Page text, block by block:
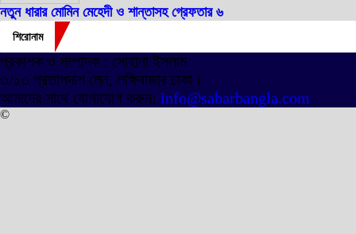
নতুন ধারার মোমিন মেহেদী ও শান্তাসহ গ্রেফতার ৬
শিরোনাম
প্রকাশক ও সম্পাদক : সোহানা ইসলাম
৩/১৩ প্রতাপদাশ লেন, লক্ষিবাজার ঢাকা।
আমাদের সাথে যোগাযোগ করুন: info@sabarbangla.com
©